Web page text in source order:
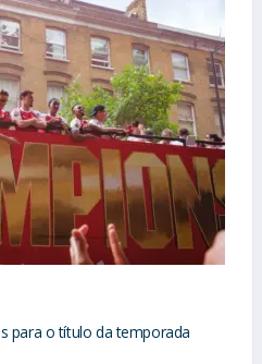
para o título da temporada